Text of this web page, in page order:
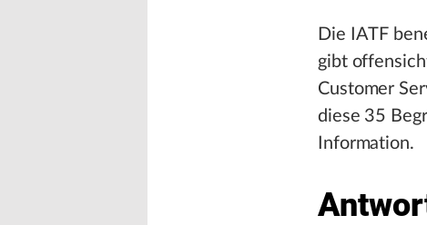
Die IATF
gibt
Customer
diese 35
Information.